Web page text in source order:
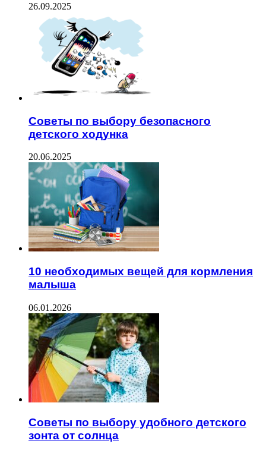
26.09.2025
Советы по выбору безопасного
детского ходунка
20.06.2025
10 необходимых вещей для кормления
малыша
06.01.2026
Советы по выбору удобного детского
зонта от солнца